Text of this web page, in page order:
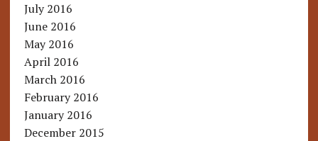
July 2016
June 2016
May 2016
April 2016
March 2016
February 2016
January 2016
December 2015